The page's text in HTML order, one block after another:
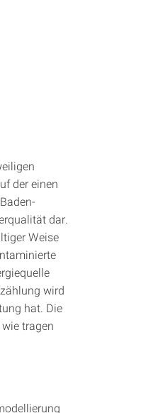
der einen
dar.
Weise
wird
hat. Die
tragen